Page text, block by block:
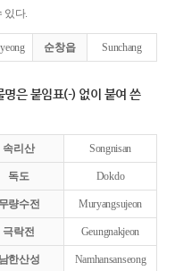
있다.
순창읍 Sunchang
은 붙임표(-) 없이 붙여 쓴
속리산 Songnisan
독도 Dokdo
무량수전 Muryangsujeon
극락전 Geungnakjeon
남한산성 Namhansanseong